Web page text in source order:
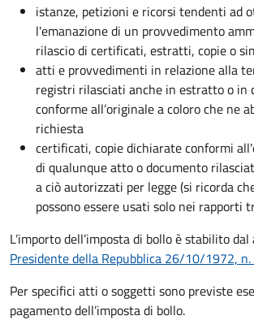
istanze, petizioni e ricorsi tendenti ad
l'emanazione di un provvedimento
rilascio di certificati, estratti, copie o
atti e provvedimenti in relazione alla
registri rilasciati anche in estratto o in
conforme all’originale a coloro che ne
richiesta
certificati, copie dichiarate conformi
di qualunque atto o documento
a ciò autorizzati per legge (si ricorda
possono essere usati solo nei rapporti
L’importo dell’imposta di bollo è stabilito dal
Presidente della Repubblica 26/10/1972,
Per specifici atti o soggetti sono previste
pagamento dell’imposta di bollo.